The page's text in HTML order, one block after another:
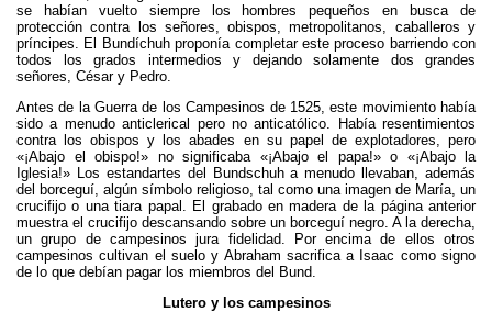
se habían vuelto siempre los hombres pequeños en busca de
protección contra los señores, obispos, metropolitanos, caballeros y
príncipes. El Bundíchuh proponía completar este proceso barriendo con
todos los grados intermedios y dejando solamente dos grandes
señores, César y Pedro.
Antes de la Guerra de los Campesinos de 1525, este movimiento había
sido a menudo anticlerical pero no anticatólico. Había resentimientos
contra los obispos y los abades en su papel de explotadores, pero
«¡Abajo el obispo!» no significaba «¡Abajo el papa!» o «¡Abajo la
Iglesia!» Los estandartes del Bundschuh a menudo llevaban, además
del borceguí, algún símbolo religioso, tal como una imagen de María, un
crucifijo o una tiara papal. El grabado en madera de la página anterior
muestra el crucifijo descansando sobre un borceguí negro. A la derecha,
un grupo de campesinos jura fidelidad. Por encima de ellos otros
campesinos cultivan el suelo y Abraham sacrifica a Isaac como signo
de lo que debían pagar los miembros del Bund.
Lutero y los campesinos